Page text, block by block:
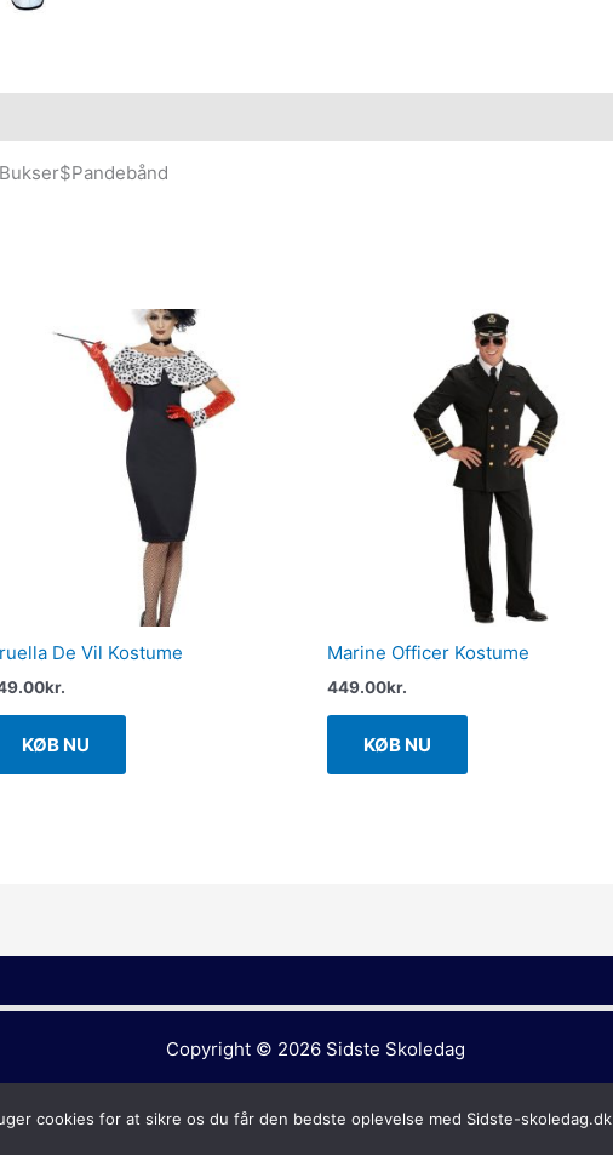
De Vil Kostume
kr.
KØB NU
Marine Officer Kostume
449.00kr.
KØB NU
Copyright © 2026 Sidste Skoledag
cookies for at sikre os du får den bedste oplevelse med Sidste-skoledag.dk